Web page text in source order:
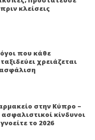
κλείσεις
που κάθε
χρειάζεται
ασφάλιση
στην Κύπρο –
κίνδυνοι
το 2026